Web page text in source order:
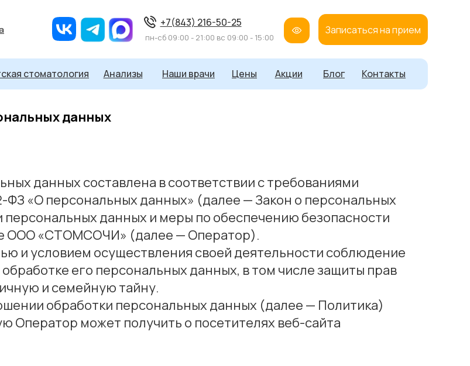
стоматология Наши врачи
Анализы Акции
Цены Контакты
Блог
пн-cб 09:00 - 21:00 вс 09:00 - 15:00
Записаться на прием
+7(843) 216-50-25
данных составлена в соответствии с требованиями
ФЗ «О персональных данных» (далее — Закон о персональных
данных и меры по обеспечению безопасности
ООО «СТОМСОЧИ» (далее — Оператор).
и условием осуществления своей деятельности соблюдение
его персональных данных, в том числе защиты прав
и семейную тайну.
обработки персональных данных (далее — Политика)
Оператор может получить о посетителях веб-сайта
данных